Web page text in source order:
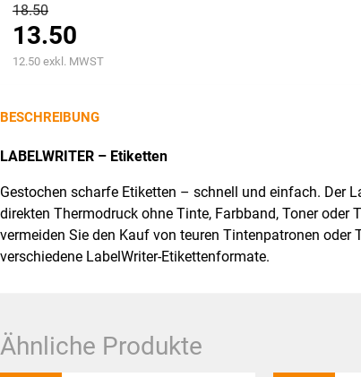
18.50Ursprünglicher
Preis
war:
13.50
Aktueller
ist:
12.50 exkl. MWST
BESCHREIBUNG
LABELWRITER – Etiketten
Gestochen scharfe Etiketten – schnell und einfach. Der
direkten Thermodruck ohne Tinte, Farbband, Toner oder
vermeiden Sie den Kauf von teuren Tintenpatronen oder
verschiedene LabelWriter-Etikettenformate.
Ähnliche Produkte